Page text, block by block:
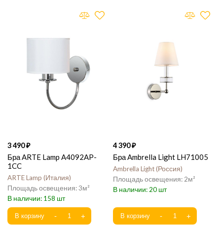
3 490
Бра ARTE Lamp A4092AP-
1CC
ARTE Lamp Италия
3
158
4 390
Бра Ambrella Light LH71005
Ambrella Light Россия
2
20